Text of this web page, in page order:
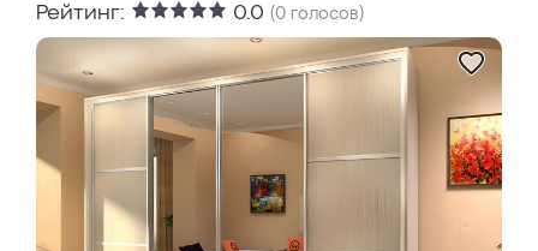
Рейтинг: 0.0 (0 голосов)